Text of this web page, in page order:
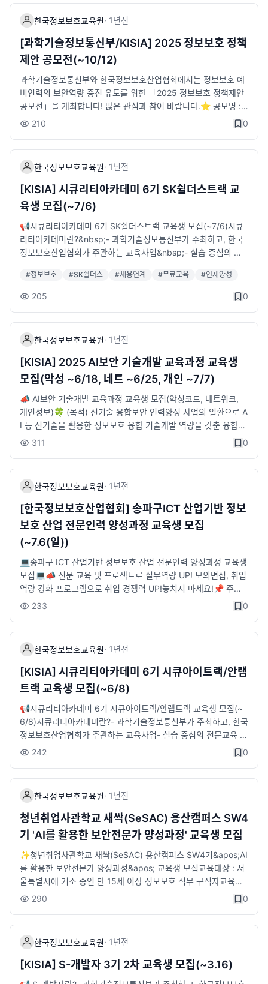
시- 2025년 9월 ~ 11월 중 (13:00 ~ 17:00) * 9月 23(인천) / 2
4(대구) * 10月 22(울산) / 23(부산) / 30(경기) * 11月 4(청주) /
5(광주) / 12(익산) / 13(제주) / 18(원주)✅ 장소 - 전국 주요 도
시 10곳 (인천·대구·울산·부산·경기·청주·광주·전주·제주·강원) *상
세 내용은 포스터 참고✅ 프로그램▶ 최신 사례 기반 CISO 정보
보호 역량강화 교육▶ 보안기업(20개) 솔루션 구매상담회▶ 긴급
점검 신청 접수💌 설명회 혜택- 한국인터넷진흥원 수료증(수료자
에 한해)- 기념품 및 경품 혜택(네트워킹 개인정보 수집이용 동의
자에 한해)📍 참가 신청https://forms.gle/gi9Zp8xRvfXYekd
m7📑 자세히 보기https://www.kisia.or.kr/announcement/as
육원 T. 02-6418-5656/6748-2038 E. hht11111@kisia.or.kr
많은 관심과 참여 부탁드립니다.
한국정보보호교육원· 1년전
[과학기술정보통신부/KISIA] 2025 정보보호 정책
제안 공모전(~10/12)
과학기술정보통신부와 한국정보보호산업협회에서는 정보보호 예
비인력의 보안역량 증진 유도를 위한 「2025 정보보호 정책제안
공모전」을 개최합니다! 많은 관심과 참여 바랍니다.⭐ 공모명 : 2
025 정보보호 정책제안 공모전⭐ 주최/주관 : 과학기술정보통신
모기간 : 2025. 7. 23.(수) 14:00 ~ 10. 12.(일) 23:59• 서류평
가 : 10월 3주차• 발표평가 : 11월 3주차• 시상 : 12월 3주차📌
공모접수• 참가자격 : 정보보호 정책 관련 아이디어를 보유한 전국
대학(원)생 팀(최소 2인~최대 4인)• 공모주제 : 정보보호 전 분야
에 대한 정책 관련 자유 제안• 참가방법 : KUCIS 이메일(kucis@
kisia.or.kr)로 서류 제출• 제출서류 : 재학(휴학) 증명서, 논문 유
사도검사 결과지, 정보보호 정책제안 공모전 신청서• 제안서분량 :
표지 및 목차 포함(참고문헌 제외) 6페이지 이상, 15페이지 이내
상금 2,000,000원• 최우수상&nbsp;: 2팀 / 한국정보보호산업협
회장상 및 상금 1,000,000원• 우수상&nbsp;: 3팀 / 한국정보보
호산업협회장상 및 상금 500,000원📞 문의 : kucis@kisia.or.kr
www.kisia.or.kr/talent_support/kucis_reference/31/
210 0
한국정보보호교육원· 1년전
[KISIA] 시큐리티아카데미 6기 SK쉴더스트랙 교
육생 모집(~7/6)
📢시큐리티아카데미 6기 SK쉴더스트랙 교육생 모집(~7/6)시큐
리티아카데미란?&nbsp;- 과학기술정보통신부가 주최하고, 한국
정보보호산업협회가 주관하는 교육사업&nbsp;- 실습 중심의 전
보보호 전문인재를 양성하는 채용연계형 교육과정📌SK쉴더스트
랙 소개&nbsp;- SK쉴더스의 채용직무인 '보안관제'에 특화된 커
젝트 : 8. 25(월) ~ 10. 16(목)&nbsp;- 인턴연계 : 교육 수료 후 3
개월&nbsp;*입학식 - 7. 28(월) / 수료식 - 10.28(화)👉모집대상
&nbsp;- SK쉴더스 '보안관제' 직무로 취업을 희망하는 대학 졸업
(예정)자 20명 내외👉우대조건&nbsp;- '26년 2월 기준 졸업자
또는 졸업예정자&nbsp;- 정보보호 관련 전공자 및 자격증 소지자
&nbsp;- 교육 종료 후 취업 연계 가능자👉교육장소&nbsp;- KIS
IA 한국정보보호교육원(송파구 소재)👉교육시간- 10:00~17:00
(주말/공휴일 제외)👉 선발절차&nbsp;- 접수마감 : ~7.6(일)(23:
59분까지 LMS 지원 완료 필요)&nbsp;- 온라인인성검사(SKST)
: 7.9.(수)~7/10(목)&nbsp;- 대면면접 : 7.17(목)&nbsp;- 합격자
다.👉 온라인 설명회&nbsp;- 6.24(화) 14시&nbsp;* 구글폼 신
청자 대상 당일 안내 문자 발송 예정👉 신청방법STEP 1) 구글폼
신청&nbsp;- https://forms.gle/ZHPBxKZhLUXB82qLASTEP
2) LMS 지원&nbsp;- https://kiceclass.kisia.or.kr/&nbsp;- 회
원가입 후 '정보보호교육' -'시큐리티아카데미' 클릭하여 자기소개
서 작성 및 지원👉 교육혜택&nbsp;- 채용연계 지원&nbsp;- 전
액 무료 교육&nbsp;- 교육수당 지급(1일 25,000원)&nbsp;- 자
격증 취득비 지원(1인 80,000원)&nbsp;- 전문가 멘토링 및 프로
젝트 실시&nbsp;- 전용 교육장 제공 및 노트북 대여&nbsp;- 과
학기술정보통신부 장관상 및 부상 수여(우수 프로젝트 및 우수 수
료생 대상)👉 문의처&nbsp;- 02-6418-5671 / jhj0723@kisia.
or.kr📌한국정보보호교육원 블로그&nbsp;- 링크 : https://blog.
naver.com/kisiaedu※ 해당 교육에 관한 자세한 내용을 확인하실
수 있습니다.
#정보보호 #SK쉴더스 #채용연계 #무료교육 #인재양성
205 0
한국정보보호교육원· 1년전
[KISIA] 2025 AI보안 기술개발 교육과정 교육생
모집(악성 ~6/18, 네트 ~6/25, 개인 ~7/7)
📣 AI보안 기술개발 교육과정 교육생 모집(악성코드, 네트워크,
개인정보)🍀 (목적) 신기술 융합보안 인력양성 사업의 일환으로 A
I 등 신기술을 활용한 정보보호 융합 기술개발 역량을 갖춘 융합보
안 전문인력 양성🍀 (주최/주관) 과학기술정보통신부/ KISIA 한국
합격자 발표3. 서류 합격자 대상 면접실시4. 최종합격자 발표🍀
(교육기간)- 각 과정별 상이(포스터 참조)🍀 (교육시간) 교육기간
중 평일 월 ~ 금 / 10:00 ~ 17:00(주말, 공휴일 제외)🍀 (교육장
소) KISIA 한국정보보호교육원 교육장(서울시 송파구 135(가락동
78) IT벤처타워 서관 16층(05717)&nbsp;🍀 (교육커리큘럼) 집
체교육(공통교육 + 전문교육)*공통교육정보보호 이론, 인공지능
이론, 인공지능 시스템 설계, 데이터 분석 및 전처리, 주요AI알고리
즘 이해3개 과정 동일*악성코드반 전문교육엔드포인트 위협데이
터의 이해, AI기반 엔드포인트 위협탐지 원리, 악성코드 분류, 악성
파워셀 스크립트 탐*네트워크반 전문교육네트워크 위협 데이터의
이해, AI기반 네트워크 위협 탐지원리, 위협로그 정오탐 분석, ICS
장애 예측&nbsp;*개인정보반 전문교육개인정보 비식별 이론, 머
환신경망, 언어모델, AI비식별 기술을 위한 개체명 인‼️ (교육혜택)
한국정보보호산업협회장상 수여, 상금지급- 고성능 노트북 대여-
우수 프로젝트 팀 대상 특허출원 지원- 중식 및 다과 지원- 교육 수
료생 대상 취업컨설팅 지원🍀 (신청방법)-한국정보보호교육원 L
MS홈페이지 회원가입 후 AI보안 기술개발 교육과정 클릭, 지원서
작성 및 제출하기!!‼️ 작년 교육 참여 후기 보고 바로 신청하기 ‼️👉
작년 교육 참여 후기 : https://blog.naver.com/PostList.naver?
blogId=kisiaedu&amp;from=postList&amp;categoryNo=7
👉 신청링크 : https://kiceclass.kisia.or.kr/app/board/keys?
boardKey=a77bbc1f-f082-445f-b123-6101e02089f5☎️
(문의)- 담당부서 : 한국정보보호산업협회 한국정보보호교육원 교
일 : aisec@kisia.or.kr- 카카오톡 문의 : https://pf.kakao.com/
_yKxeDj​
311 0
한국정보보호교육원· 1년전
[한국정보보호산업협회] 송파구ICT 산업기반 정보
보호 산업 전문인력 양성과정 교육생 모집
(~7.6(일))
💻송파구 ICT 산업기반 정보보호 산업 전문인력 양성과정 교육생
모집💻📣 전문 교육 및 프로젝트로 실무역량 UP! 모의면접, 취업
역량 강화 프로그램으로 취업 경쟁력 UP!놓치지 마세요!📌 주최/
주관: 송파구/한국정보보호산업협회(KISIA)📌 모집기간: ~ 202
졸업(예정)자- 정보보호 교육 이수자- 관련 자격증 소지자- 송파구
거주자📌 교육과정📖 실무교육 : 7.21(월) ~ 8.22(금)💼 실무 프
로젝트 : 8.25(월) ~ 9.12(금)※ 상기 일자는 변동 될 수 있습니다.
📌 교육장소- 한국정보보호산업협회 본원 강의장(서울 송파구 중
대로 135, IT벤처타워 서관 14층)📌 교육혜택✔️ 교육기간 식비
지원✔️ 1:1 맞춤형 모의면접✔️ 이력서/자소서 작성 지원✔️ 실무
프로젝트 &amp; 멘토링✔️ 취업역량 강화 특강📌 신청방법- 한
국정보보호산업협회 LMS 회원가입 및 교육과정 선택 후 신청송파
구 ICT기반 전문인력 양성과정 - 한국정보보호산업협회- 또는 하
단 송파ICT 산업기반 전문인력 양성과정 신청 폼https://form.fill
24@kisia.or.kr- 02-6418-5663 / cyt0521@kisia.or.kr
233 0
한국정보보호교육원· 1년전
[KISIA] 시큐리티아카데미 6기 시큐아이트랙/안랩
트랙 교육생 모집(~6/8)
📢시큐리티아카데미 6기 시큐아이트랙/안랩트랙 교육생 모집(~
6/8)시큐리티아카데미란?- 과학기술정보통신부가 주최하고, 한국
정보보호산업협회가 주관하는 교육사업- 실습 중심의 전문교육 및
기업 인턴십을 통해 현장에 즉시 투입 가능한 실무형 정보보호 전
그룹'에 특화된 커리큘럼- 교육과정 수료 후 '시큐아이'로 인턴연계
📌안랩트랙 소개- 안랩트랙 채용직무인 '보안 엔지니어, 보안컨설
팅'에 특화된 커리큘럼- 교육과정 수료 후 '안랩'으로 인턴연계👉
교육과정- 직무교육 :&nbsp;&nbsp;6. 30(월) ~&nbsp;9. 8(월)
(총 10주)- 실무 프로젝트&nbsp;:&nbsp;8. 25(월) ~ 10. 16(목)
(총&nbsp;7주, 3주 직무교육과 병행)- 인턴연계&nbsp;&nbsp;:
&nbsp;교육 수료 후 2개월(11~12월)*입학식 - 6. 30(월),&nbs
p;수료식&nbsp;&nbsp;- 10.28(화)👉모집대상- 4년제(학사) 이
상 IT 유관학과 졸업(예정)자 20명 내외(트랙별)👉교육장소-&nb
sp;KISIA 한국정보보호교육원(송파구 소재)👉교육시간-&nbsp;
8(일)(23:59분까지 LMS 지원 완료 필요)&nbsp;- 대면면접 :&n
bsp;6.18(수)(시큐아이트랙) 6,19(목)(안랩트랙)- 합격자 발표 :&
nbsp;6.24(화)(시큐아이트랙), 6.25(수)(안랩트랙)* 상기 일정은
변동될 수 있습니다.👉 온라인 설명회- 5.28(수) 14시(안랩트랙)
242 0
한국정보보호교육원· 1년전
청년취업사관학교 새싹(SeSAC) 용산캠퍼스 SW4
기 'AI를 활용한 보안전문가 양성과정' 교육생 모집
✨청년취업사관학교 새싹(SeSAC) 용산캠퍼스 SW4기&apos;AI
를 활용한 보안전문가 양성과정&apos; 교육생 모집교육대상 : 서
울특별시에 거소 중인 만 15세 이상 정보보호 직무 구직자교육일
정 : 2025. 06. 16(월) ~ 11. 10(월) [직무교육 3개월 + 실무프로
통한 역량향상채용설명회, 1:1맞춤형 채용서류 첨삭, 기업탐방, 잡
코디 등 다양한 취업프로그램신청마감 : 2025. 05. 27(화), 23:5
9문의사항 : 02-6418-5643 / htg0124@kisia.or.kr / 🗨️하단
카카오톡링크 통한 문의 가능https://open.kakao.com/o/sq3lr
290 0
한국정보보호교육원· 1년전
[KISIA] S-개발자 3기 2차 교육생 모집(~3.16)